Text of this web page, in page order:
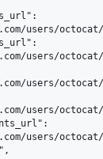
users/
users/
users/
users/
users/octocat/